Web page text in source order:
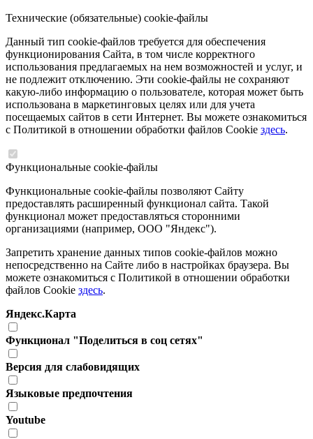
Технические (обязательные) cookie-файлы
Данный тип cookie-файлов требуется для обеспечения
функционирования Сайта, в том числе корректного
использования предлагаемых на нем возможностей и услуг, и
не подлежит отключению. Эти cookie-файлы не сохраняют
какую-либо информацию о пользователе, которая может быть
использована в маркетинговых целях или для учета
посещаемых сайтов в сети Интернет. Вы можете ознакомиться
с Политикой в отношении обработки файлов Cookie здесь.
Функциональные cookie-файлы
Функциональные cookie-файлы позволяют Сайту
предоставлять расширенный функционал сайта. Такой
функционал может предоставляться сторонними
организациями (например, ООО "Яндекс").
Запретить хранение данных типов cookie-файлов можно
непосредственно на Сайте либо в настройках браузера. Вы
можете ознакомиться с Политикой в отношении обработки
файлов Cookie здесь.
Яндекс.Карта
Функционал "Поделиться в соц сетях"
Версия для слабовидящих
Языковые предпочтения
Youtube